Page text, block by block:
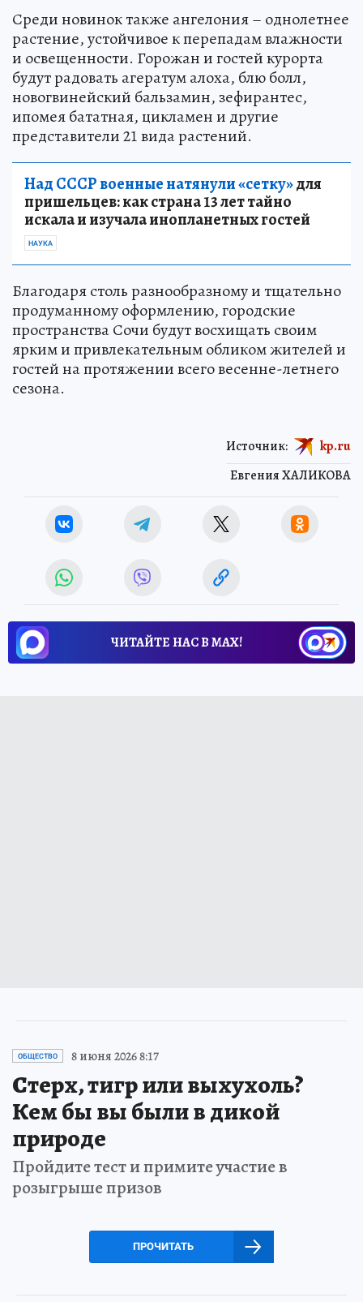
Среди новинок также ангелония – однолетнее
растение, устойчивое к перепадам влажности
и освещенности. Горожан и гостей курорта
будут радовать агератум алоха, блю болл,
новогвинейский бальзамин, зефирантес,
ипомея бататная, цикламен и другие
представители 21 вида растений.
Над СССР военные натянули «сетку»для
пришельцев: как страна 13 лет тайно
искала и изучала инопланетных гостей
НАУКА
Благодаря столь разнообразному и тщательно
продуманному оформлению, городские
пространства Сочи будут восхищать своим
ярким и привлекательным обликом жителей и
гостей на протяжении всего весенне-летнего
сезона.
Евгения ХАЛИКОВА
Источник: kp.ru
ЧИТАЙТЕ НАС В МАХ!
ОБЩЕСТВО 8 июня 2026 8:17
Стерх, тигр или выхухоль?
Кем бы вы были в дикой
природе
Пройдите тест и примите участие в
розыгрыше призов
ПРОЧИТАТЬ